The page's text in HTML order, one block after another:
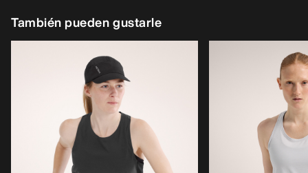
También pueden gustarle